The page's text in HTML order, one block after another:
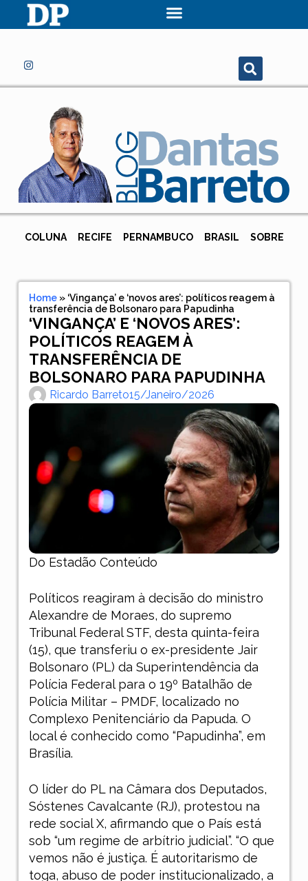
COLUNA RECIFE PERNAMBUCO BRASIL SOBRE
Home» ‘Vingança’ e ‘novos ares’: políticos reagem à
transferência de Bolsonaro para Papudinha
‘VINGANÇA’ E ‘NOVOS ARES’:
POLÍTICOS REAGEM À
TRANSFERÊNCIA DE
BOLSONARO PARA PAPUDINHA
Ricardo Barreto15/janeiro/2026
Do Estadão Conteúdo
Políticos reagiram à decisão do ministro
Alexandre de Moraes, do supremo
Tribunal Federal STF, desta quinta-feira
(15), que transferiu o ex-presidente Jair
Bolsonaro (PL) da Superintendência da
Polícia Federal para o 19º Batalhão de
Polícia Militar – PMDF, localizado no
Complexo Penitenciário da Papuda. O
local é conhecido como “Papudinha”, em
Brasília.
O líder do PL na Câmara dos Deputados,
Sóstenes Cavalcante (RJ), protestou na
rede social X, afirmando que o País está
sob “um regime de arbítrio judicial”. “O que
vemos não é justiça. É autoritarismo de
toga, abuso de poder institucionalizado, a